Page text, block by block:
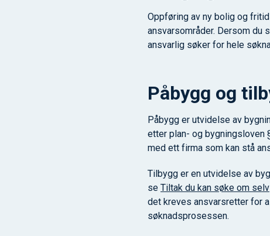
Oppføring av ny bolig og
ansvarsområder. Dersom du
ansvarlig søker for hele
Påbygg og
Påbygg er utvidelse av
etter plan- og bygningsloven
med ett firma som kan stå
Tilbygg er en utvidelse av
se Tiltak du kan søke om selv
det kreves ansvarsretter for
søknadsprosessen.